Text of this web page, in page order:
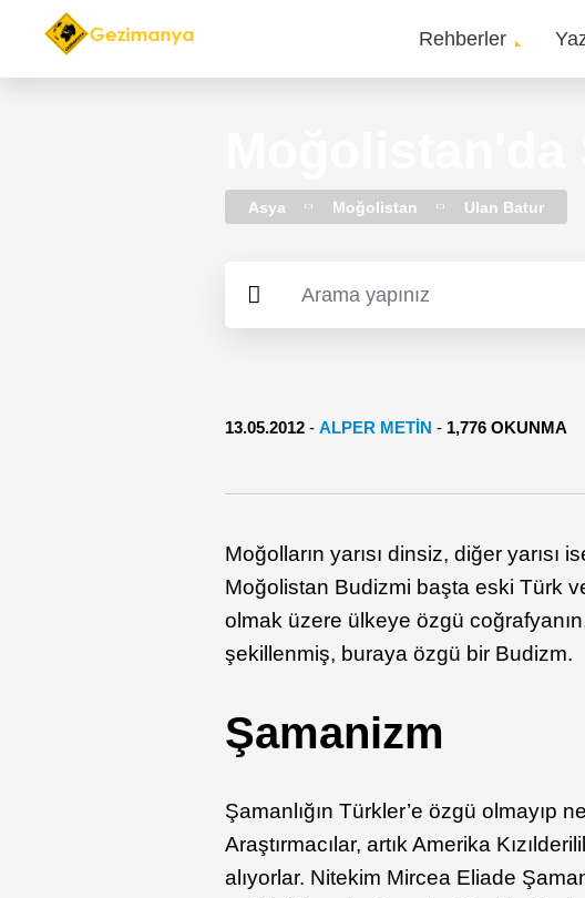
Main
Rehberler
Asya Moğolistan Ulan Batur
13.05.2012 -ALPER METİN - 1,776 OKUNMA
Moğolların yarısı dinsiz, diğer yarısı
Moğolistan Budizmi başta eski Türk
olmak üzere ülkeye özgü
şekillenmiş, buraya özgü bir Budizm.
Şamanizm
Şamanlığın Türkler’e özgü olmayıp
Araştırmacılar, artık Amerika
alıyorlar. Nitekim Mircea Eliade